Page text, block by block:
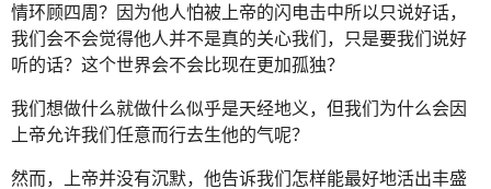
情环顾四周？因为他人怕被上帝的闪电击中所以只说好话，
我们会不会觉得他人并不是真的关心我们，只是要我们说好
听的话？这个世界会不会比现在更加孤独？
我们想做什么就做什么似乎是天经地义，但我们为什么会因
上帝允许我们任意而行去生他的气呢？
然而，上帝并没有沉默，他告诉我们怎样能最好地活出丰盛